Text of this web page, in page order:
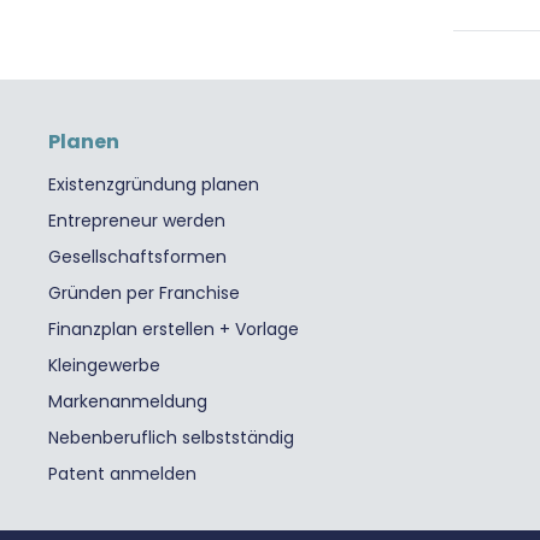
Planen
Existenzgründung planen
Entrepreneur werden
Gesellschaftsformen
Gründen per Franchise
Finanzplan erstellen + Vorlage
Kleingewerbe
Markenanmeldung
Nebenberuflich selbstständig
Patent anmelden